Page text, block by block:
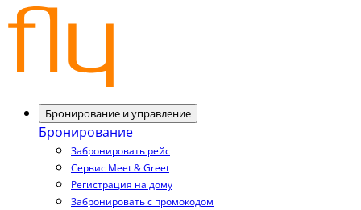
Бронирование и управление
Бронирование
Забронировать рейс
Сервис Meet & Greet
Регистрация на дому
Забронировать с промокодом